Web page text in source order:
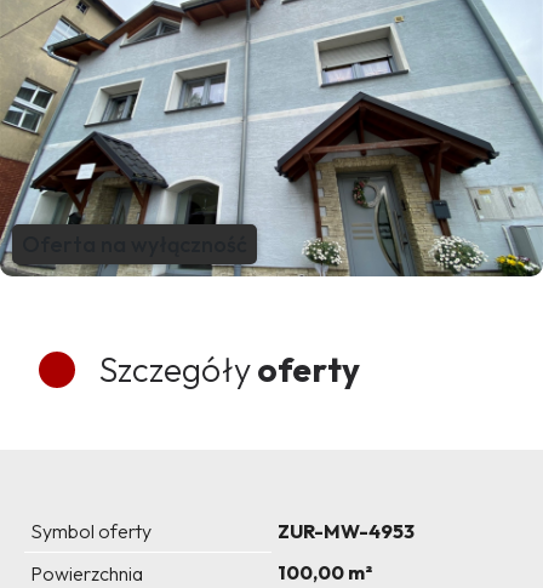
Szczegółyoferty
Symbol oferty
ZUR-MW-4953
Powierzchnia
100,00 m²